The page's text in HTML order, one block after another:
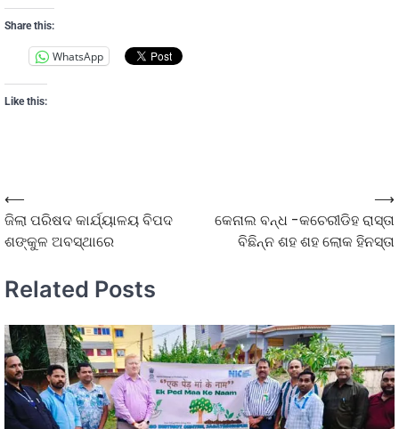
Share this:
WhatsApp
Like this:
⟵
ଜିଲା ପରିଷଦ କାର୍ଯ୍ୟାଳୟ ବିପଦ
ଶଙ୍କୁଳ ଅବସ୍ଥାରେ
କେନାଲ ବନ୍ଧ -କଚେରୀଡିହ ରାସ୍ତା
ବିଛିନ୍ନ ଶହ ଶହ ଲୋକ ହିନସ୍ତା
⟶
Related Posts